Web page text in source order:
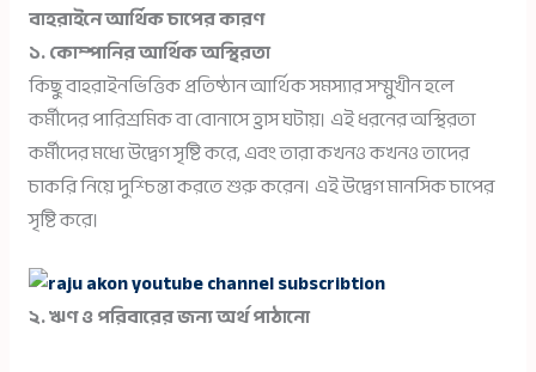
বাহরাইনে আর্থিক চাপের কারণ
১. কোম্পানির আর্থিক অস্থিরতা
কিছু বাহরাইনভিত্তিক প্রতিষ্ঠান আর্থিক সমস্যার সম্মুখীন হলে
কর্মীদের পারিশ্রমিক বা বোনাসে হ্রাস ঘটায়। এই ধরনের অস্থিরতা
কর্মীদের মধ্যে উদ্বেগ সৃষ্টি করে, এবং তারা কখনও কখনও তাদের
চাকরি নিয়ে দুশ্চিন্তা করতে শুরু করেন। এই উদ্বেগ মানসিক চাপের
সৃষ্টি করে।
২. ঋণ ও পরিবারের জন্য অর্থ পাঠানো